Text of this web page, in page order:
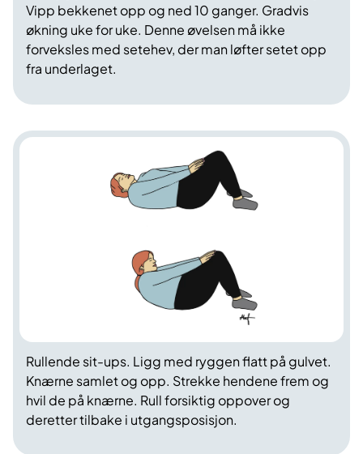
Vipp bekkenet opp og ned 10 ganger. Gradvis
økning uke for uke. Denne øvelsen må ikke
forveksles med setehev, der man løfter setet opp
fra underlaget.
Rullende sit-ups. Ligg med ryggen flatt på gulvet.
Knærne samlet og opp. Strekke hendene frem og
hvil de på knærne. Rull forsiktig oppover og
deretter tilbake i utgangsposisjon.